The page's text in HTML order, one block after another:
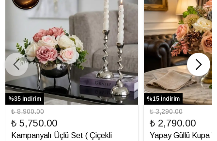
%35 İndirim
₺ 8,900.00
₺ 5,750.00
Kampanyalı Üçlü Set ( Çiçekli
%15 İndirim
₺ 3,290.00
₺ 2,790.00
Yapay Güllü Kupa